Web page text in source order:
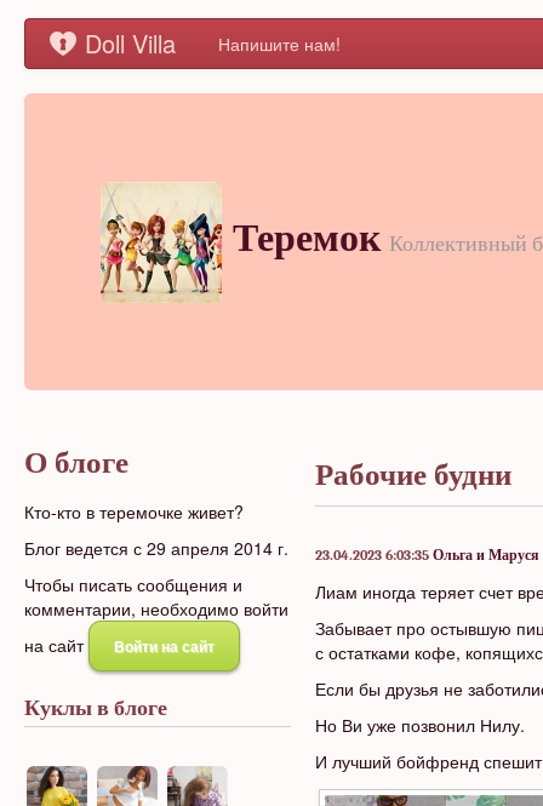
Doll Villa Напишите нам!
Теремок Коллективный
О блоге
Кто-кто в теремочке живет?
Блог ведется с 29 апреля 2014 г.
Чтобы писать сообщения и
комментарии, необходимо войти
на сайт
Войти на сайт
Куклы в блоге
Рабочие будни
23.04.2023 6:03:35 Ольга и Маруся
Лиам иногда теряет счет
Забывает про остывшую
с остатками кофе,
Если бы друзья не
Но Ви уже позвонил Нилу.
И лучший бойфренд